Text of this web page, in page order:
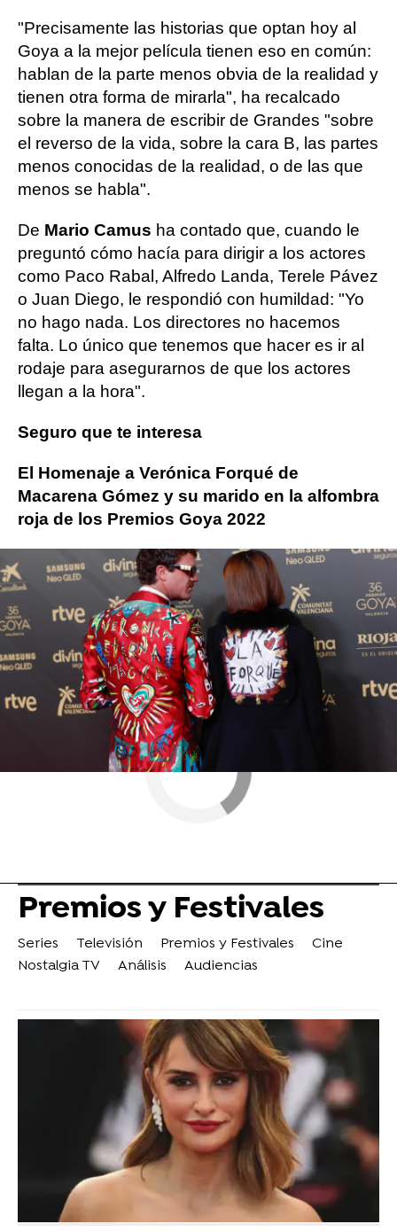
"Precisamente las historias que optan hoy al
Goya a la mejor película tienen eso en común:
hablan de la parte menos obvia de la realidad y
tienen otra forma de mirarla", ha recalcado
sobre la manera de escribir de Grandes "sobre
el reverso de la vida, sobre la cara B, las partes
menos conocidas de la realidad, o de las que
menos se habla".
De Mario Camus ha contado que, cuando le
preguntó cómo hacía para dirigir a los actores
como Paco Rabal, Alfredo Landa, Terele Pávez
o Juan Diego, le respondió con humildad: "Yo
no hago nada. Los directores no hacemos
falta. Lo único que tenemos que hacer es ir al
rodaje para asegurarnos de que los actores
llegan a la hora".
Seguro que te interesa
El Homenaje a Verónica Forqué de
Macarena Gómez y su marido en la alfombra
roja de los Premios Goya 2022
Verónica Forqué Premios Goya
ObjetivoTV » Premios y Festivales
Premios y Festivales
Series Televisión Premios y Festivales
Cine
Nostalgia TV
Análisis Audiencias